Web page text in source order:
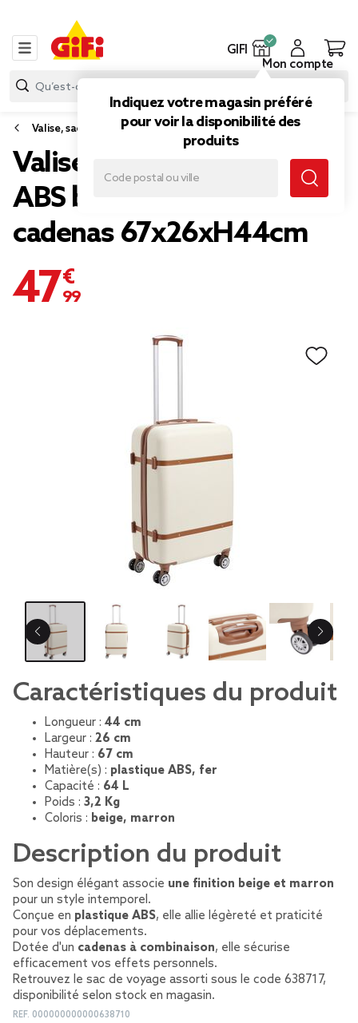
GIFI
Indiquez votre magasin préféré
pour voir la disponibilité des
produits
Mon compte
Valise, sac de voyage
Valise cabine plastique
ABS beige et marron avec
cadenas 67x26xH44cm
47,99 €
Caractéristiques du produit
Longueur : 44 cm
Largeur : 26 cm
Hauteur : 67 cm
Matière(s) : plastique ABS, fer
Capacité : 64 L
Poids : 3,2 Kg
Coloris : beige, marron
Description du produit
Son design élégant associe une finition beige et marron
pour un style intemporel.
Conçue en plastique ABS, elle allie légèreté et praticité
pour vos déplacements.
Dotée d'un cadenas à combinaison, elle sécurise
efficacement vos effets personnels.
Retrouvez le sac de voyage assorti sous le code 638717,
disponibilité selon stock en magasin.
REF. 000000000000638710